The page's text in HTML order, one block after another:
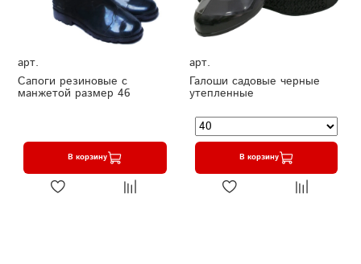
арт.
Сапоги резиновые с
манжетой размер 46
В корзину
арт.
Галоши садовые черные
утепленные
В корзину